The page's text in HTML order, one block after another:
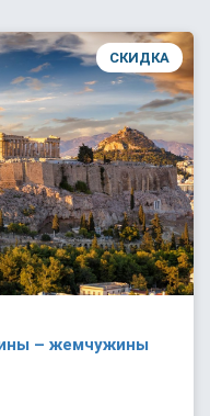
СКИДКА
– жемчужины